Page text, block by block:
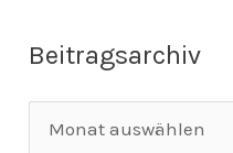
Beitragsarchiv